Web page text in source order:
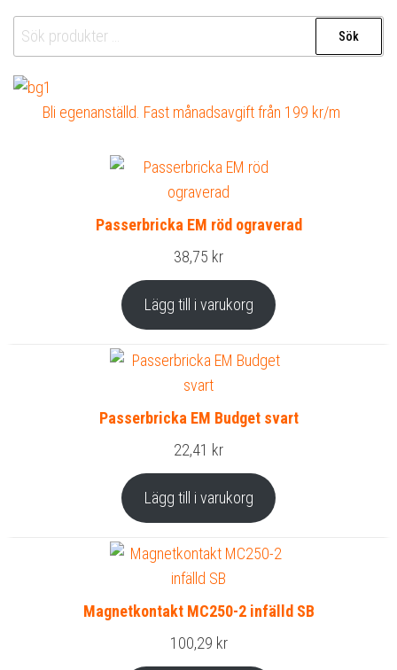
Sök
efter:
Sök
Bli egenanställd. Fast månadsavgift från 199 kr/m
Passerbricka EM röd ograverad
38,75 kr
Lägg till i varukorg
Passerbricka EM Budget svart
22,41 kr
Lägg till i varukorg
Magnetkontakt MC250-2 infälld SB
100,29 kr